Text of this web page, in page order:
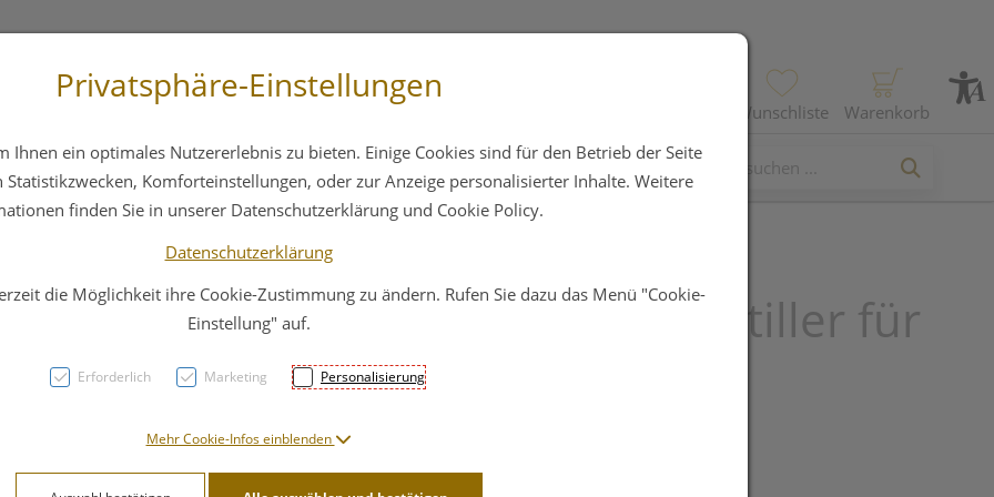
Wunschliste Warenkorb
Hautpflege Familie Nahrungsergänzung
Stilaxx® Hustenstiller für
Erwachsene
18,90 EUR
Privatsphäre-Einstellungen
Ihnen ein optimales Nutzererlebnis zu bieten. Einige Cookies sind für den Betrieb der Seite
Komforteinstellungen, oder zur Anzeige personalisierter Inhalte. Weitere
finden Sie in unserer Datenschutzerklärung und Cookie Policy.
Datenschutzerklärung
die Möglichkeit ihre Cookie-Zustimmung zu ändern. Rufen Sie dazu das Menü "Cookie-
Einstellung" auf.
Erforderlich Marketing Personalisierung
Mehr Cookie-Infos einblenden